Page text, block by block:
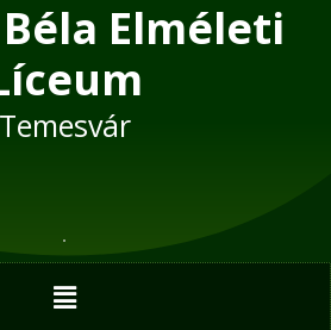
Elméleti
Temesvár
Menu